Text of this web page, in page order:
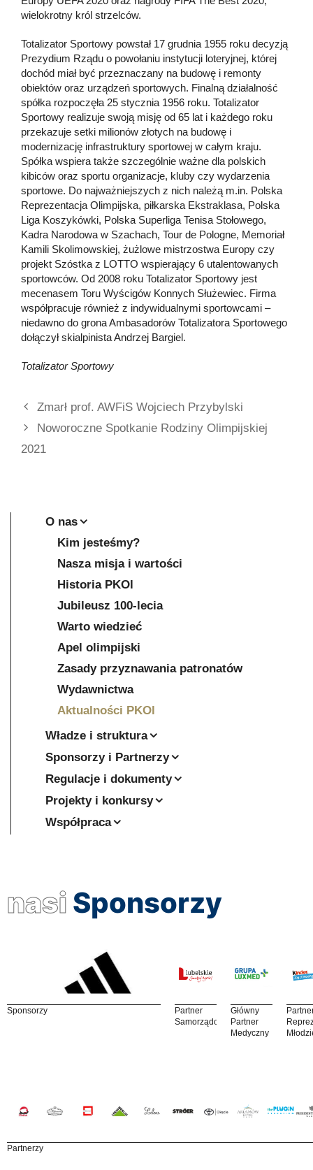
wielokrotny król strzelców.
Totalizator Sportowy powstał 17 grudnia 1955 roku decyzją
Prezydium Rządu o powołaniu instytucji loteryjnej, której
dochód miał być przeznaczany na budowę i remonty
obiektów oraz urządzeń sportowych. Finalną działalność
spółka rozpoczęła 25 stycznia 1956 roku. Totalizator
Sportowy realizuje swoją misję od 65 lat i każdego roku
przekazuje setki milionów złotych na budowę i
modernizację infrastruktury sportowej w całym kraju.
Spółka wspiera także szczególnie ważne dla polskich
kibiców oraz sportu organizacje, kluby czy wydarzenia
sportowe. Do najważniejszych z nich należą m.in. Polska
Reprezentacja Olimpijska, piłkarska Ekstraklasa, Polska
Liga Koszykówki, Polska Superliga Tenisa Stołowego,
Kadra Narodowa w Szachach, Tour de Pologne, Memoriał
Kamili Skolimowskiej, żużlowe mistrzostwa Europy czy
projekt Szóstka z LOTTO wspierający 6 utalentowanych
sportowców. Od 2008 roku Totalizator Sportowy jest
mecenasem Toru Wyścigów Konnych Służewiec. Firma
współpracuje również z indywidualnymi sportowcami –
niedawno do grona Ambasadorów Totalizatora Sportowego
dołączył skialpinista Andrzej Bargiel.
Totalizator Sportowy
Zmarł prof. AWFiS Wojciech Przybylski
Noworoczne Spotkanie Rodziny Olimpijskiej
2021
O nas
Kim jesteśmy?
Nasza misja i wartości
Historia PKOl
Jubileusz 100-lecia
Warto wiedzieć
Apel olimpijski
Zasady przyznawania patronatów
Wydawnictwa
Aktualności PKOl
Władze i struktura
Sponsorzy i Partnerzy
Regulacje i dokumenty
Projekty i konkursy
Współpraca
nasi Sponsorzy
Sponsorzy
Partner
Samorządowy
Główny
Partner
Medyczny
Partnerzy